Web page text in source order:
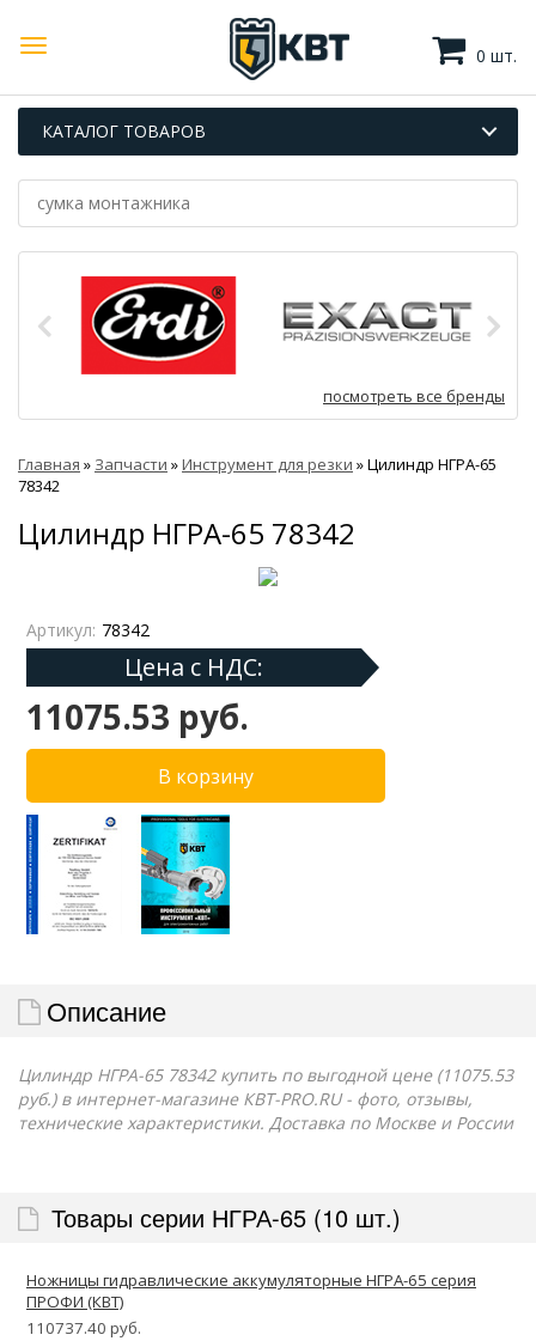
0 шт.
КАТАЛОГ ТОВАРОВ
посмотреть все бренды
Главная » Запчасти »Инструмент для резки »Цилиндр НГРА-65
78342
Цилиндр НГРА-65 78342
Артикул: 78342
Цена с НДС:
11075.53 руб.
Описание
Цилиндр НГРА-65 78342 купить по выгодной цене (11075.53
руб.) в интернет-магазине КВТ-PRO.RU - фото, отзывы,
технические характеристики. Доставка по Москве и России
Товары серии НГРА-65 (10 шт.)
Ножницы гидравлические аккумуляторные НГРА-65 серия
ПРОФИ (КВТ)
110737.40 руб.